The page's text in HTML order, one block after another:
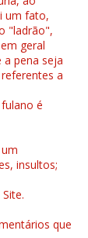
um fato,
"ladrão",
geral
pena seja
a
é
insultos;
que